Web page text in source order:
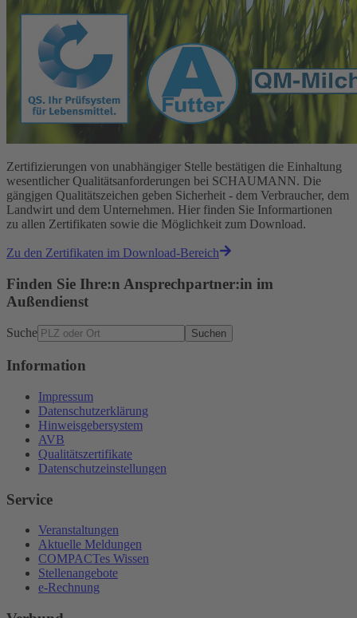
Zertifizierungen von unabhängiger Stelle bestätigen die Einhaltung
wesentlicher Qualitätsanforderungen bei SCHAUMANN. Die
gängjgen Qualitätszeichen geben Sicherheit - dem Verbraucher, dem
Landwirt und dem Unternehmen. Hier finden Sie Informartionen
zu allen Zertifikaten sowie die Möglichkeit zum Download.
Zu den Zertifikaten im Download-Bereich
Finden Sie Ihre:n Ansprechpartner:in im
Außendienst
Suche Suchen
Information
Impressum
Datenschutzerklärung
Hinweisgebersystem
AVB
Qualitätszertifikate
Datenschutzeinstellungen
Service
Veranstaltungen
Aktuelle Meldungen
COMPACTes Wissen
Stellenangebote
e-Rechnung